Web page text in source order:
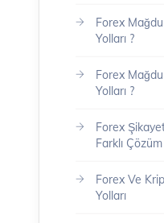
Forex
Yolları ?
Forex
Yolları ?
Forex
Farklı Çözüm
Forex Ve
Yolları